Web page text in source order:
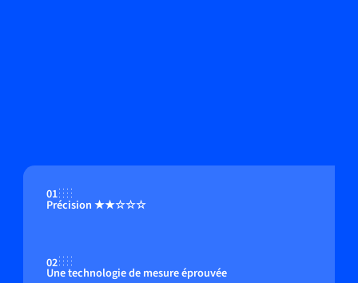
01
Précision ★★☆☆☆
02
Une technologie de mesure éprouvée